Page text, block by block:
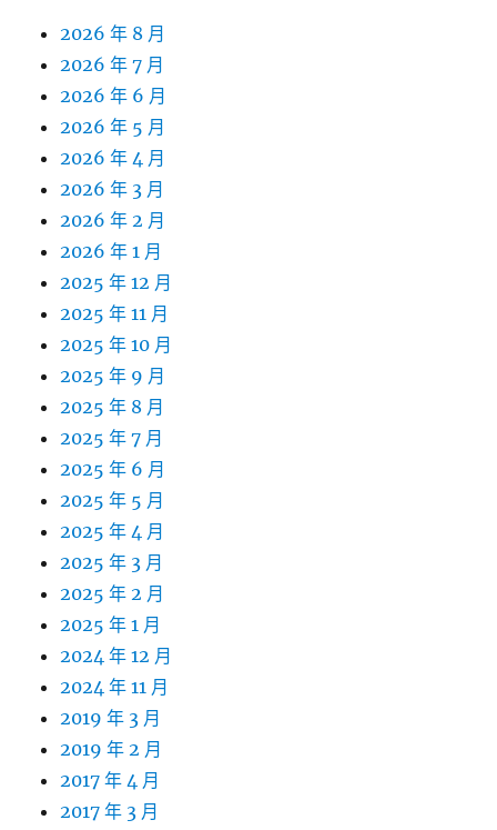
2026 年 8 月
2026 年 7 月
2026 年 6 月
2026 年 5 月
2026 年 4 月
2026 年 3 月
2026 年 2 月
2026 年 1 月
2025 年 12 月
2025 年 11 月
2025 年 10 月
2025 年 9 月
2025 年 8 月
2025 年 7 月
2025 年 6 月
2025 年 5 月
2025 年 4 月
2025 年 3 月
2025 年 2 月
2025 年 1 月
2024 年 12 月
2024 年 11 月
2019 年 3 月
2019 年 2 月
2017 年 4 月
2017 年 3 月